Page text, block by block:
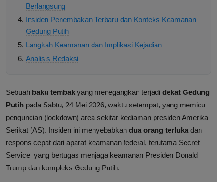
Berlangsung
Insiden Penembakan Terbaru dan Konteks Keamanan
Gedung Putih
Langkah Keamanan dan Implikasi Kejadian
Analisis Redaksi
Sebuah baku tembak yang menegangkan terjadi dekat Gedung
Putih pada Sabtu, 24 Mei 2026, waktu setempat, yang memicu
penguncian (lockdown) area sekitar kediaman presiden Amerika
Serikat (AS). Insiden ini menyebabkan dua orang terluka dan
respons cepat dari aparat keamanan federal, terutama Secret
Service, yang bertugas menjaga keamanan Presiden Donald
Trump dan kompleks Gedung Putih.